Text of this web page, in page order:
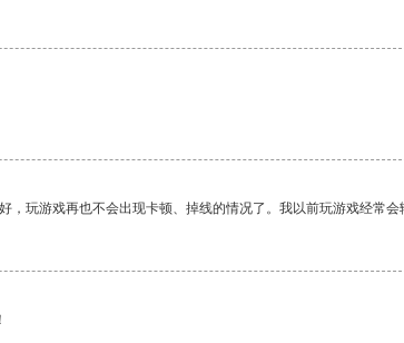
，玩游戏再也不会出现卡顿、掉线的情况了。我以前玩游戏经常